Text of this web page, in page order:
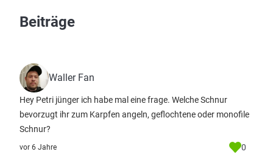
Beiträge
Waller Fan
Hey Petri jünger ich habe mal eine frage. Welche Schnur
bevorzugt ihr zum Karpfen angeln, geflochtene oder monofile
Schnur?
vor 6 Jahre 0